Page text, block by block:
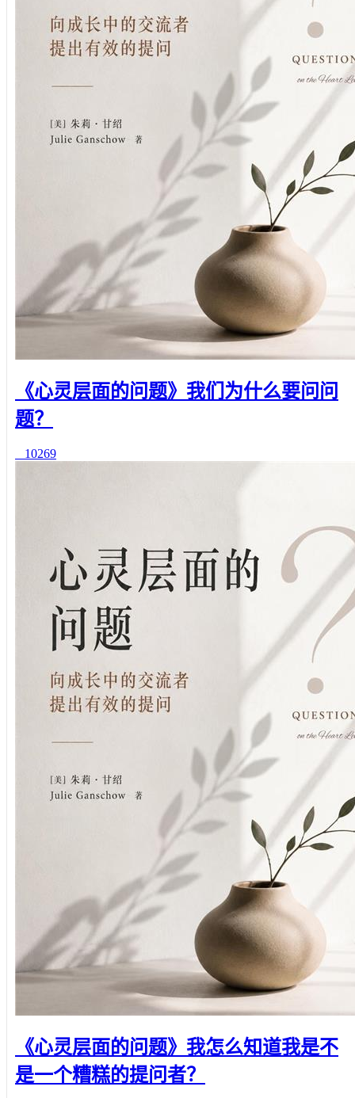
《心灵层面的问题》我们为什么要问问
题？
10269
《心灵层面的问题》我怎么知道我是不
是一个糟糕的提问者？